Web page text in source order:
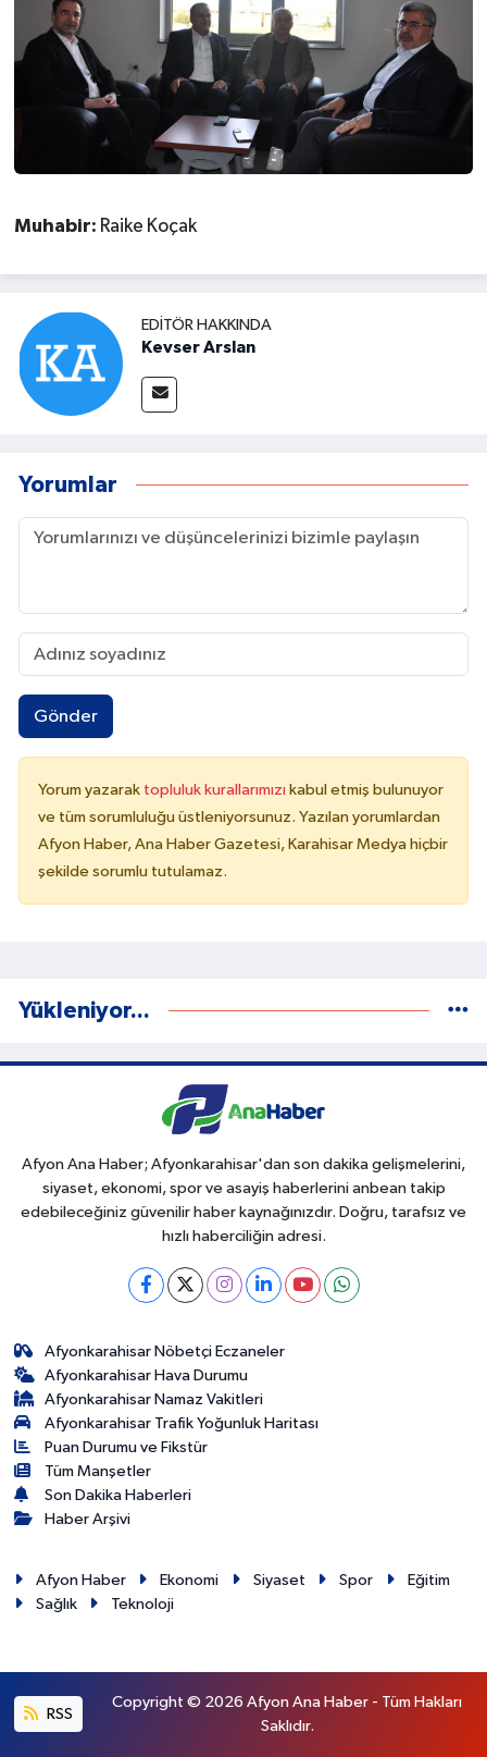
Muhabir: Raike Koçak
EDITÖR HAKKINDA
Kevser Arslan
Yorumlar
Gönder
Yorum yazarak topluluk kurallarımızı kabul etmiş bulunuyor
ve tüm sorumluluğu üstleniyorsunuz. Yazılan yorumlardan
Afyon Haber, Ana Haber Gazetesi, Karahisar Medya hiçbir
şekilde sorumlu tutulamaz.
Yükleniyor...
Afyon Ana Haber; Afyonkarahisar'dan son dakika gelişmelerini,
siyaset, ekonomi, spor ve asayiş haberlerini anbean takip
edebileceğiniz güvenilir haber kaynağınızdır. Doğru, tarafsız ve
hızlı haberciliğin adresi.
Afyonkarahisar Nöbetçi Eczaneler
Afyonkarahisar Hava Durumu
Afyonkarahisar Namaz Vakitleri
Afyonkarahisar Trafik Yoğunluk Haritası
Puan Durumu ve Fikstür
Tüm Manşetler
Son Dakika Haberleri
Haber Arşivi
Afyon Haber Ekonomi Siyaset Spor
Eğitim
Sağlık
Teknoloji
RSS
Copyright © 2026 Afyon Ana Haber - Tüm Hakları
Saklıdır.